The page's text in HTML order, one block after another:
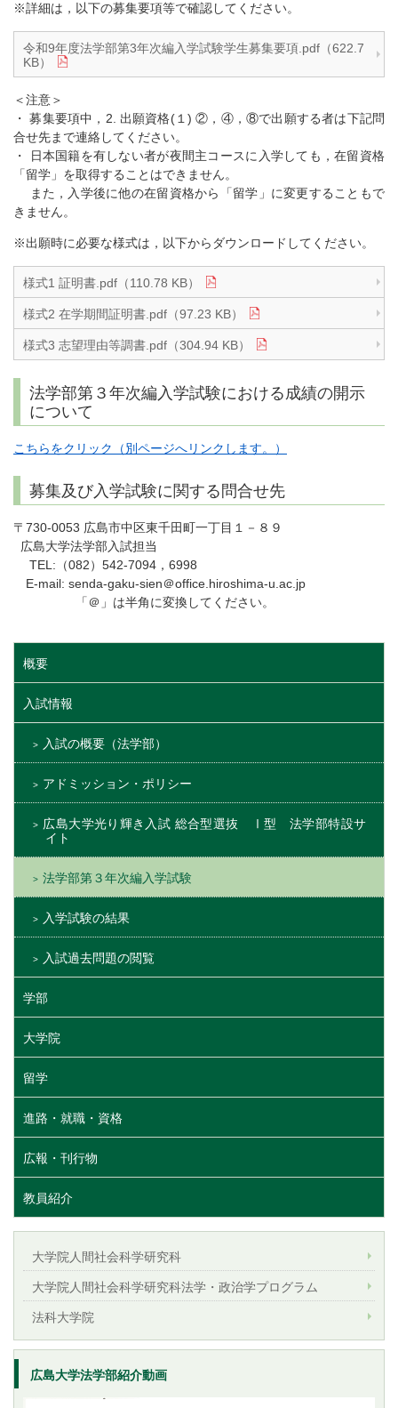
※詳細は，以下の募集要項等で確認してください。
令和9年度法学部第3年次編入学試験学生募集要項.pdf（622.7
KB）
＜注意＞
・ 募集要項中，2. 出願資格(１) ②，④，⑧で出願する者は下記問
合せ先まで連絡してください。
・ 日本国籍を有しない者が夜間主コースに入学しても，在留資格
「留学」を取得することはできません。
また，入学後に他の在留資格から「留学」に変更することもで
きません。
※出願時に必要な様式は，以下からダウンロードしてください。
様式1 証明書.pdf（110.78 KB）
様式2 在学期間証明書.pdf（97.23 KB）
様式3 志望理由等調書.pdf（304.94 KB）
法学部第３年次編入学試験における成績の開示
について
こちらをクリック（別ページへリンクします。）
募集及び入学試験に関する問合せ先
〒730-0053 広島市中区東千田町一丁目１－８９
広島大学法学部入試担当
TEL:（082）542-7094，6998
E-mail: senda-gaku-sien＠office.hiroshima-u.ac.jp
「＠」は半角に変換してください。
概要
入試情報
入試の概要（法学部）
アドミッション・ポリシー
広島大学光り輝き入試 総合型選抜 Ⅰ型 法学部特設サ
イト
法学部第３年次編入学試験
入学試験の結果
入試過去問題の閲覧
学部
大学院
留学
進路・就職・資格
広報・刊行物
教員紹介
大学院人間社会科学研究科
大学院人間社会科学研究科法学・政治学プログラム
法科大学院
広島大学法学部紹介動画